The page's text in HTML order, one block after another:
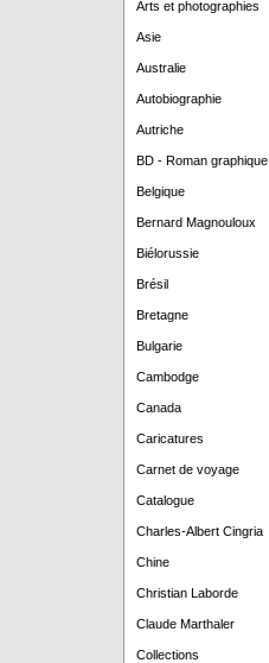
Arts et photographies
Asie
Australie
Autobiographie
Autriche
BD - Roman graphique
Belgique
Bernard Magnouloux
Biélorussie
Brésil
Bretagne
Bulgarie
Cambodge
Canada
Caricatures
Carnet de voyage
Catalogue
Charles-Albert Cingria
Chine
Christian Laborde
Claude Marthaler
Collections